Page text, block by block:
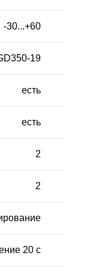
-30...+60
19
есть
есть
2
2
20 с